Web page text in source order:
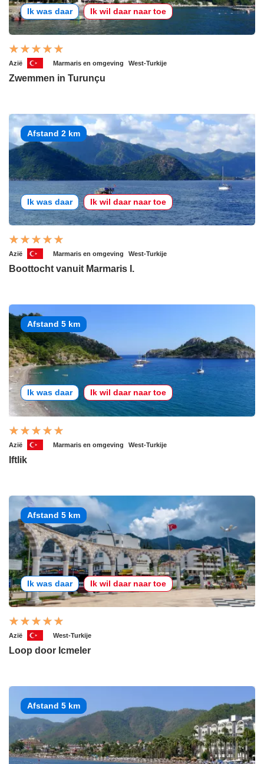
Ik was daar Ik wil daar naar toe
Azië Marmaris en omgeving West-Turkije
Zwemmen in Turunçu
Afstand 2 km
Ik was daar Ik wil daar naar toe
Azië Marmaris en omgeving West-Turkije
Boottocht vanuit Marmaris I.
Afstand 5 km
Ik was daar Ik wil daar naar toe
Azië Marmaris en omgeving West-Turkije
Iftlik
Afstand 5 km
Ik was daar Ik wil daar naar toe
Azië West-Turkije
Loop door Icmeler
Afstand 5 km